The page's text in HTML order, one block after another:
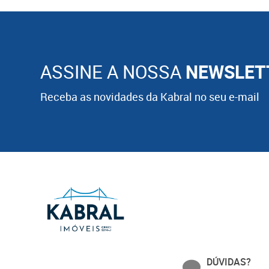
ASSINE A NOSSA
Receba as novidades da Kabral no seu e-mail
DÚVIDAS?